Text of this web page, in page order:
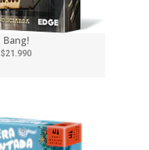
Bang!
$21.990